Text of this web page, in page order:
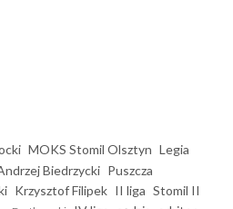
MOKS Stomil Olsztyn Legia
Biedrzycki Puszcza
Krzysztof Filipek II liga Stomil II